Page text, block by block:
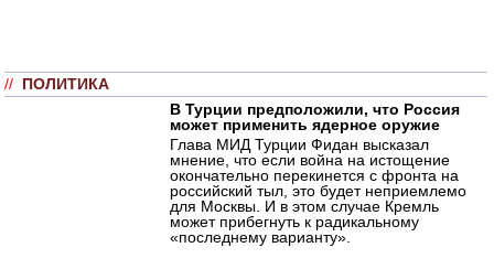
// ПОЛИТИКА
В Турции предположили, что Россия
может применить ядерное оружие
Глава МИД Турции Фидан высказал
мнение, что если война на истощение
окончательно перекинется с фронта на
российский тыл, это будет неприемлемо
для Москвы. И в этом случае Кремль
может прибегнуть к радикальному
«последнему варианту».